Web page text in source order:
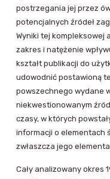
postrzegania jej przez
potencjalnych źródeł
Wyniki tej kompleksowej
zakres i natężenie
kształt publikacji do
udowodnić postawioną
powszechnego wydane
niekwestionowanym
czasy, w których
informacji o elementach
zwłaszcza jego
Cały analizowany okres